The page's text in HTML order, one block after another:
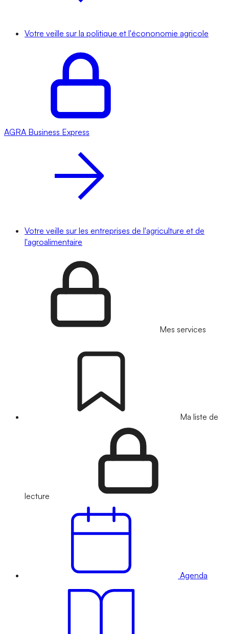
Votre veille sur la politique et l'écononomie agricole
AGRA Business Express
Votre veille sur les entreprises de l'agriculture et de
l'agroalimentaire
Mes services
Ma liste de
lecture
Agenda